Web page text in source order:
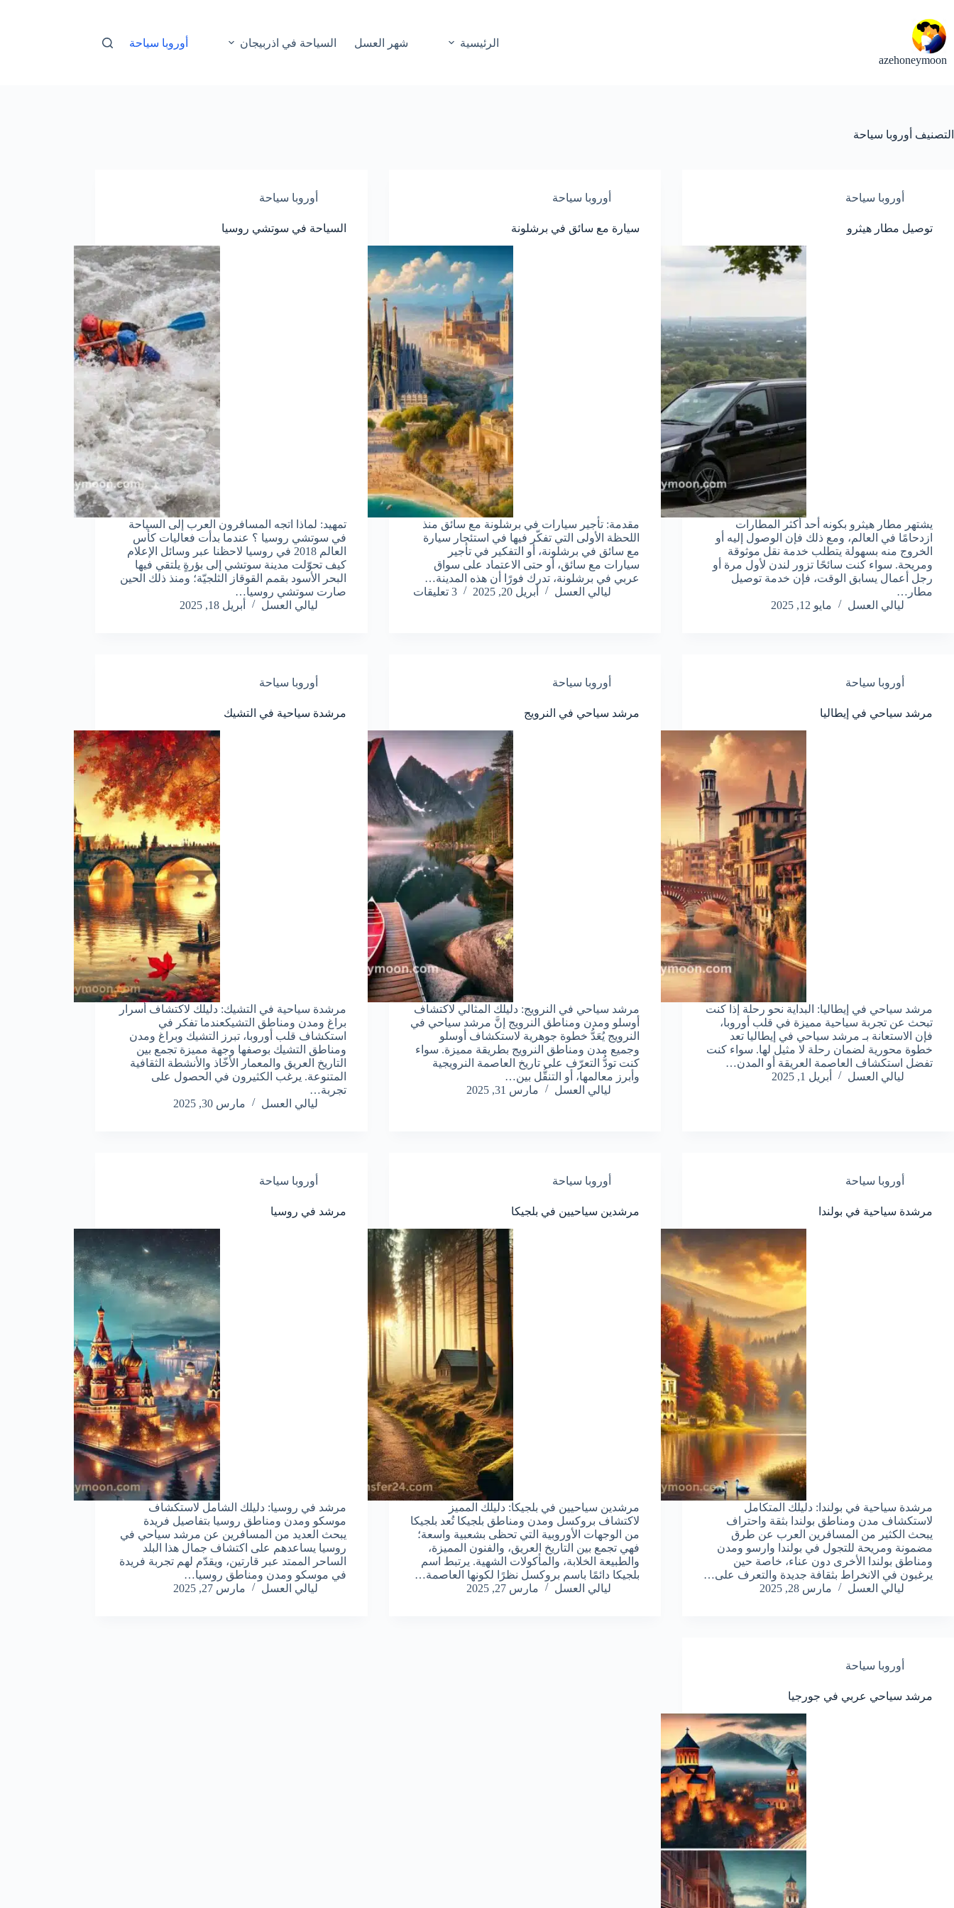
إلى
المحتوى
azehoneymoon
الرئيسية شهر العسل السياحة في اذربيجان أوروبا سياحة
التصنيف أوروبا سياحة
أوروبا سياحة
توصيل مطار هيثرو
يشتهر مطار هيثرو بكونه أحد أكثر المطارات
ازدحامًا في العالم، ومع ذلك فإن الوصول إليه أو
الخروج منه بسهولة يتطلب خدمة نقل موثوقة
ومريحة. سواء كنت سائحًا تزور لندن لأول مرة أو
رجل أعمال يسابق الوقت، فإن خدمة توصيل
مطار…
ليالي العسل
مايو 12, 2025
أوروبا سياحة
سيارة مع سائق في برشلونة
مقدمة: تأجير سيارات في برشلونة مع سائق منذ
اللحظة الأولى التي تفكّر فيها في استئجار سيارة
مع سائق في برشلونة، أو التفكير في تأجير
سيارات مع سائق، أو حتى الاعتماد على سواق
عربي في برشلونة، تدرك فورًا أن هذه المدينة…
ليالي العسل
أبريل 20, 2025 3 تعليقات
أوروبا سياحة
السياحة في سوتشي روسيا
تمهيد: لماذا اتجه المسافرون العرب إلى السياحة
في سوتشي روسيا ؟ عندما بدأت فعاليات كأس
العالم 2018 في روسيا لاحظنا عبر وسائل الإعلام
كيف تحوّلت مدينة سوتشي إلى بؤرةٍ يلتقي فيها
البحر الأسود بقمم القوقاز الثلجيّة؛ ومنذ ذلك الحين
صارت سوتشي روسيا…
ليالي العسل
أبريل 18, 2025
أوروبا سياحة
مرشد سياحي في إيطاليا
مرشد سياحي في إيطاليا: البداية نحو رحلة إذا كنت
تبحث عن تجربة سياحية مميزة في قلب أوروبا،
فإن الاستعانة بـ مرشد سياحي في إيطاليا تعد
خطوة محورية لضمان رحلة لا مثيل لها. سواء كنت
تفضل استكشاف العاصمة العريقة أو المدن…
ليالي العسل
أبريل 1, 2025
أوروبا سياحة
مرشد سياحي في النرويج
مرشد سياحي في النرويج: دليلك المثالي لاكتشاف
أوسلو ومدن ومناطق النرويج إنَّ مرشد سياحي في
النرويج يُعَدُّ خطوة جوهرية لاستكشاف أوسلو
وجميع مدن ومناطق النرويج بطريقة مميزة. سواء
كنت تودُّ التعرّف على تاريخ العاصمة النرويجية
وأبرز معالمها، أو التنقُّل بين…
ليالي العسل
مارس 31, 2025
أوروبا سياحة
مرشدة سياحية في التشيك
مرشدة سياحية في التشيك: دليلك لاكتشاف أسرار
براغ ومدن ومناطق التشيكعندما تفكر في
استكشاف قلب أوروبا، تبرز التشيك وبراغ ومدن
ومناطق التشيك بوصفها وجهة مميزة تجمع بين
التاريخ العريق والمعمار الأخّاذ والأنشطة الثقافية
المتنوعة. يرغب الكثيرون في الحصول على
تجربة…
ليالي العسل
مارس 30, 2025
أوروبا سياحة
مرشدة سياحية في بولندا
مرشدة سياحية في بولندا: دليلك المتكامل
لاستكشاف مدن ومناطق بولندا بثقة واحتراف
يبحث الكثير من المسافرين العرب عن طرق
مضمونة ومريحة للتجول في بولندا وارسو ومدن
ومناطق بولندا الأخرى دون عناء، خاصة حين
يرغبون في الانخراط بثقافة جديدة والتعرف على…
ليالي العسل
مارس 28, 2025
أوروبا سياحة
مرشدين سياحيين في بلجيكا
مرشدين سياحيين في بلجيكا: دليلك المميز
لاكتشاف بروكسل ومدن ومناطق بلجيكا تُعد بلجيكا
من الوجهات الأوروبية التي تحظى بشعبية واسعة؛
فهي تجمع بين التاريخ العريق، والفنون المميزة،
والطبيعة الخلابة، والمأكولات الشهية. يرتبط اسم
بلجيكا دائمًا باسم بروكسل نظرًا لكونها العاصمة…
ليالي العسل
مارس 27, 2025
أوروبا سياحة
مرشد في روسيا
مرشد في روسيا: دليلك الشامل لاستكشاف
موسكو ومدن ومناطق روسيا بتفاصيل فريدة
يبحث العديد من المسافرين عن مرشد سياحي في
روسيا يساعدهم على اكتشاف جمال هذا البلد
الساحر الممتد عبر قارتين، ويقدّم لهم تجربة فريدة
في موسكو ومدن ومناطق روسيا…
ليالي العسل
مارس 27, 2025
أوروبا سياحة
مرشد سياحي عربي في جورجيا